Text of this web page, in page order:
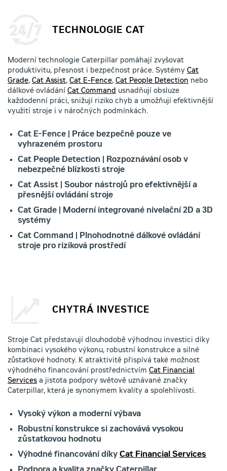
TECHNOLOGIE CAT
Moderní technologie Caterpillar pomáhají zvyšovat
produktivitu, přesnost i bezpečnost práce. Systémy Cat
Grade, Cat Assist, Cat E-Fence, Cat People Detection nebo
dálkové ovládání Cat Command usnadňují obsluze
každodenní práci, snižují riziko chyb a umožňují efektivnější
využití stroje i v náročných podmínkách.
Cat E-Fence | Práce bezpečně pouze ve
vyhrazeném prostoru
Cat People Detection | Rozpoznávání osob v
nebezpečné blízkosti stroje
Cat Assist | Soubor nástrojů pro efektivnější a
přesnější ovládání stroje
Cat Grade | Moderní integrované nivelační 2D a 3D
systémy
Cat Command | Plnohodnotné dálkové ovládání
stroje pro riziková prostředí
CHYTRÁ INVESTICE
Stroje Cat představují dlouhodobě výhodnou investici díky
kombinaci vysokého výkonu, robustní konstrukce a silné
zůstatkové hodnoty. K atraktivitě přispívá také možnost
výhodného financování prostřednictvím Cat Financial
Services a jistota podpory světově uznávané značky
Caterpillar, která je synonymem kvality a spolehlivosti.
Vysoký výkon a moderní výbava
Robustní konstrukce si zachovává vysokou
zůstatkovou hodnotu
Výhodné financování díky Cat Financial Services